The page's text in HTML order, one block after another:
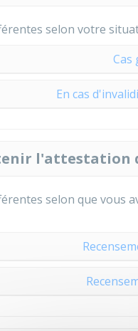
selon votre
Cas
En cas
l'attestation
selon que vous